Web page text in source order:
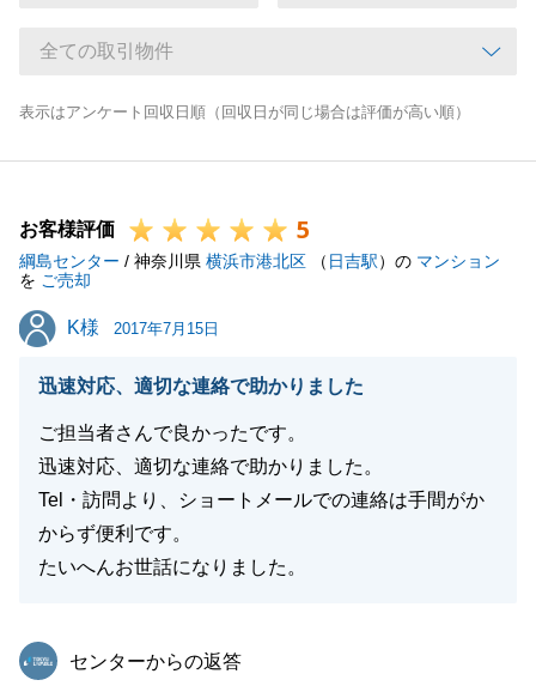
表示はアンケート回収日順（回収日が同じ場合は評価が高い順）
お客様評価 5
綱島センター / 神奈川県 横浜市港北区 （ 日吉駅）の マンション
を ご売却
K様
K様 2017年7月15日
迅速対応、適切な連絡で助かりました
ご担当者さんで良かったです。
迅速対応、適切な連絡で助かりました。
Tel・訪問より、ショートメールでの連絡は手間がか
からず便利です。
たいへんお世話になりました。
東急リバブル
センターからの返答